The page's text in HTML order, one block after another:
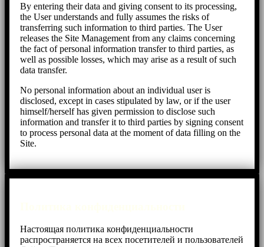
By entering their data and giving consent to its processing,
the User understands and fully assumes the risks of
transferring such information to third parties. The User
releases the Site Management from any claims concerning
the fact of personal information transfer to third parties, as
well as possible losses, which may arise as a result of such
data transfer.
No personal information about an individual user is
disclosed, except in cases stipulated by law, or if the user
himself/herself has given permission to disclose such
information and transfer it to third parties by signing consent
to process personal data at the moment of data filling on the
Site.
Настоящая политика конфиденциальности
распространяется на всех посетителей и пользователей